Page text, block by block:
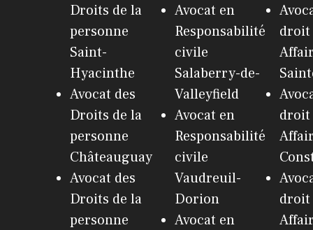
Droits de la
personne
Saint-
Hyacinthe
Avocat des
Droits de la
personne
Châteauguay
Avocat des
Droits de la
personne
Avocat en
Responsabilité
civile
Salaberry-de-
Valleyfield
Avocat en
Responsabilité
civile
Vaudreuil-
Dorion
Avocat en
droit
droit
droit